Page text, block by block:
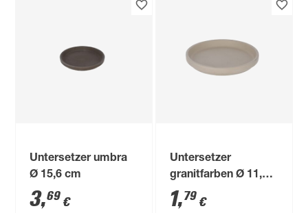
Untersetzer umbra
Ø 15,6 cm
3,69 €
Untersetzer
granitfarben Ø 11,2
cm
1,79 €